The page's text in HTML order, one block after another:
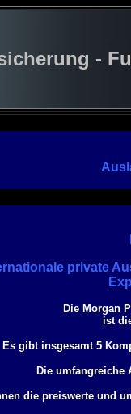
-
private
Die Morgan
ist
Es gibt insgesamt 5
Die umfangreiche
die preiswerte und